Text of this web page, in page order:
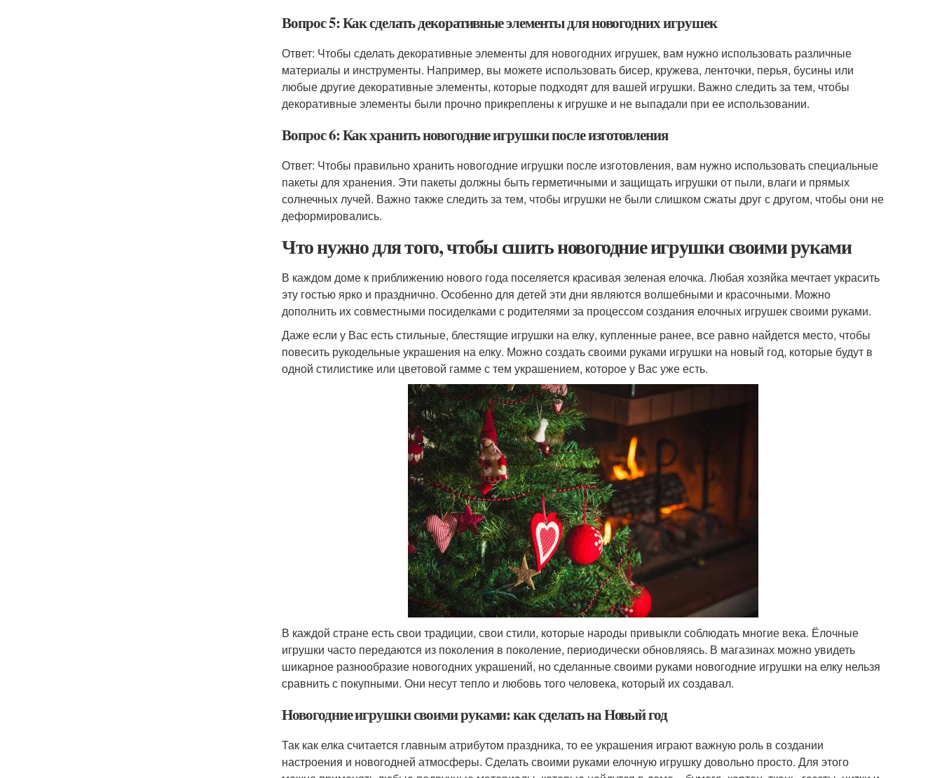
Вопрос 5: Как сделать декоративные элементы для новогодних игрушек
Ответ: Чтобы сделать декоративные элементы для новогодних игрушек, вам нужно использовать различные
материалы и инструменты. Например, вы можете использовать бисер, кружева, ленточки, перья, бусины или
любые другие декоративные элементы, которые подходят для вашей игрушки. Важно следить за тем, чтобы
декоративные элементы были прочно прикреплены к игрушке и не выпадали при ее использовании.
Вопрос 6: Как хранить новогодние игрушки после изготовления
Ответ: Чтобы правильно хранить новогодние игрушки после изготовления, вам нужно использовать специальные
пакеты для хранения. Эти пакеты должны быть герметичными и защищать игрушки от пыли, влаги и прямых
солнечных лучей. Важно также следить за тем, чтобы игрушки не были слишком сжаты друг с другом, чтобы они не
деформировались.
Что нужно для того, чтобы сшить новогодние игрушки своими руками
В каждом доме к приближению нового года поселяется красивая зеленая елочка. Любая хозяйка мечтает украсить
эту гостью ярко и празднично. Особенно для детей эти дни являются волшебными и красочными. Можно
дополнить их совместными посиделками с родителями за процессом создания елочных игрушек своими руками.
Даже если у Вас есть стильные, блестящие игрушки на елку, купленные ранее, все равно найдется место, чтобы
повесить рукодельные украшения на елку. Можно создать своими руками игрушки на новый год, которые будут в
одной стилистике или цветовой гамме с тем украшением, которое у Вас уже есть.
В каждой стране есть свои традиции, свои стили, которые народы привыкли соблюдать многие века. Ёлочные
игрушки часто передаются из поколения в поколение, периодически обновляясь. В магазинах можно увидеть
шикарное разнообразие новогодних украшений, но сделанные своими руками новогодние игрушки на елку нельзя
сравнить с покупными. Они несут тепло и любовь того человека, который их создавал.
Новогодние игрушки своими руками: как сделать на Новый год
Так как елка считается главным атрибутом праздника, то ее украшения играют важную роль в создании
настроения и новогодней атмосферы. Сделать своими руками елочную игрушку довольно просто. Для этого